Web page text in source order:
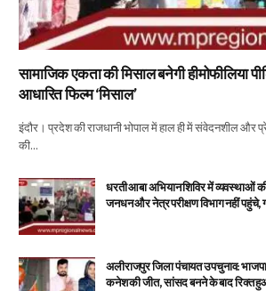
सामाजिक एकता की मिसाल बनेगी हीमोफीलिया
आधारित फिल्म ‘मिसाल’
इंदौर। प्रदेश की राजधानी भोपाल में हाल ही में संवेदनशील और
की…
धरती आबा अभियान शिविर में व्यवस्थाओं
जनधन और नेत्र परीक्षण विभाग नहीं पहुंचे,
अलीराजपुर जिला पंचायत उपचुनाव: भाजपा
कनेश की जीत, सांसद बनने के बाद रिक्त